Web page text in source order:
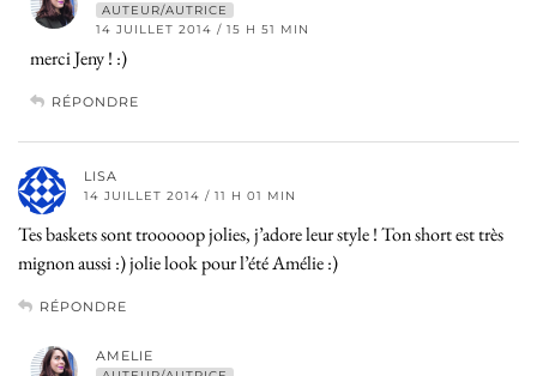
AUTEUR/AUTRICE
14 JUILLET 2014 / 15 H 51 MIN
merci Jeny ! :)
RÉPONDRE
LISA
14 JUILLET 2014 / 11 H 01 MIN
Tes baskets sont trooooop jolies, j’adore leur style ! Ton short est très
mignon aussi :) jolie look pour l’été Amélie :)
RÉPONDRE
AMELIE